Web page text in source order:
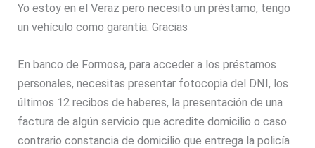
Yo estoy en el Veraz pero necesito un préstamo, tengo
un vehículo como garantía. Gracias
En banco de Formosa, para acceder a los préstamos
personales, necesitas presentar fotocopia del DNI, los
últimos 12 recibos de haberes, la presentación de una
factura de algún servicio que acredite domicilio o caso
contrario constancia de domicilio que entrega la policía